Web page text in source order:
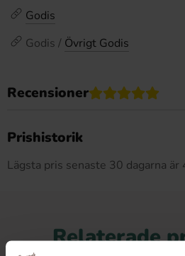
Godis
Godis / Övrigt Godis
Recensioner
Prishistorik
Lägsta pris senaste 30 dagarna
Relaterade